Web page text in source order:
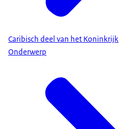
Caribisch deel van het Koninkrijk
Onderwerp